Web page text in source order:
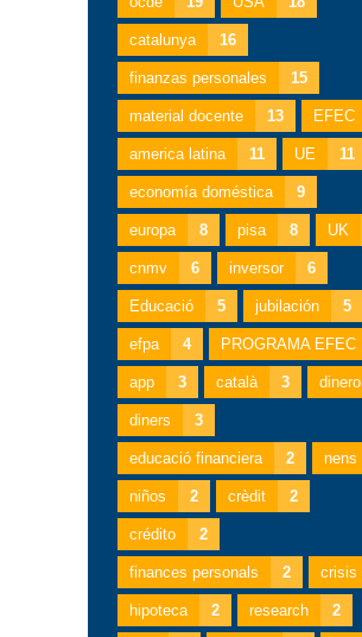
catalunya 16
finanzas personales 15
material docente 13 EFEC
america latina 11 UE 11
economía doméstica 9
europa 8 pisa 8 UK
cnmv 6 inversor 6
Educació 5 jubilación 5
efpa 4 PROGRAMA EFEC
app 3 català 3 dinero
diners 3
educació financiera 2 nens
niños 2 crèdit 2
crédito 2
finances personals 2 crisis
hipoteca 2 research 2